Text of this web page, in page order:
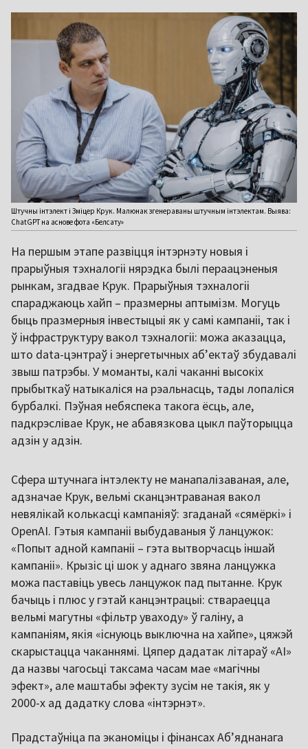
Штучны інтэлект і Зміцер Крук. Малюнак згенераваны штучным інтэлектам. Выява:
ChatGPT на аснове фота «Белсату»
На першым этапе развіцця інтэрнэту новыя і
прарыўныя тэхналогіі нярэдка былі пераацэненыя
рынкам, згадвае Крук. Прарыўныя тэхналогіі
спараджаюць хайп – празмерны аптымізм. Могуць
быць празмерныя інвестыцыі як у самі кампаніі, так і
ў інфраструктуру вакол тэхналогіі: можа аказацца,
што data-цэнтраў і энергетычных аб’ектаў збудавалі
звыш патрэбы. У моманты, калі чаканні высокіх
прыбыткаў натыкаліся на рэальнасць, тады лопаліся
бурбалкі. Пэўная небяспека такога ёсць, але,
падкрэслівае Крук, не абавязкова цыкл паўторыцца
адзін у адзін.
Сфера штучнага інтэлекту не манапалізаваная, але,
адзначае Крук, вельмі сканцэнтраваная вакол
невялікай колькасці кампаніяў: згаданай «сямёркі» і
OpenAI. Гэтыя кампаніі выбудаваныя ў ланцужок:
«Попыт адной кампаніі – гэта вытворчасць іншай
кампаніі». Крызіс ці шок у аднаго звяна ланцужка
можа паставіць увесь ланцужок пад пытанне. Крук
бачыць і плюс у гэтай канцэнтрацыі: ствараецца
вельмі магутны «фільтр уваходу» ў галіну, а
кампаніям, якія «існуюць выключна на хайпе», цяжэй
скарыстацца чаканнямі. Цяпер дадатак літараў «AI»
да назвы чагосьці таксама часам мае «магічны
эфект», але маштабы эфекту зусім не такія, як у
2000-х ад дадатку слова «інтэрнэт».
Прадстаўніца па эканоміцы і фінансах Аб’яднанага